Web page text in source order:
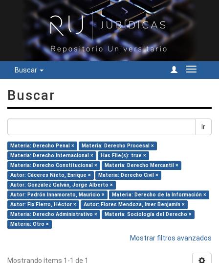
Buscar
Cambiar
Buscar
Ir
Materia: Derecho Penal ×
Materia: Derecho Procesal ×
Materia: Derecho Internacional ×
Has File(s): true ×
Materia: Derecho Constitucional ×
Materia: Derecho Mercantil ×
Autor: Cáceres Nieto, Enrique ×
Materia: Derecho Civil ×
Autor: González Galván, Jorge Alberto ×
Autor: Padrón Innamorato, Mauricio ×
Materia: Derecho de la Información ×
Autor: Fix Fierro, Héctor ×
Autor: Flores Mendoza, Imer Benjamín ×
Materia: Derecho Administrativo ×
Materia: Sociología del Derecho ×
Materia: Otro ×
Mostrar filtros avanzados
Mostrando ítems 1-1 de 1